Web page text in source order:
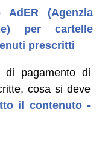
AdER (Agenzia
per cartelle
prescritti
pagamento di
cosa si deve
il contenuto -